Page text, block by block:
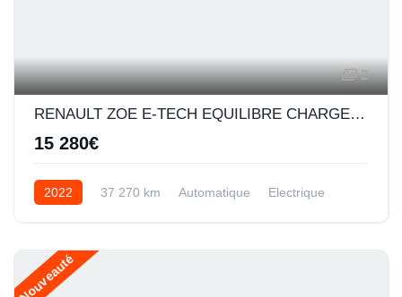
2
RENAULT ZOE E-TECH EQUILIBRE CHARGE NORMALE R110 ACHAT INTEGRAL - MY22
15 280€
2022 37 270 km Automatique Electrique
Nouveauté